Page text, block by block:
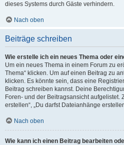
dieses Systems durch Gäste verhindern.
Nach oben
Beiträge schreiben
Wie erstelle ich ein neues Thema oder
Um ein neues Thema in einem Forum zu
Thema“ klicken. Um auf einen Beitrag zu
klicken. Es könnte sein, dass eine
Beitrag schreiben kannst. Deine
Foren- und der Beitragsansicht aufgelistet.
erstellen“, „Du darfst Dateianhänge
Nach oben
Wie kann ich einen Beitrag bearbeiten